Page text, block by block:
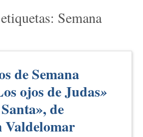
Semana
de Semana
ojos de Judas»
de
Valdelomar